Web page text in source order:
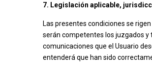
7. Legislación aplicable,
Las presentes condiciones se
serán competentes los juzgados y
comunicaciones que el Usuario
entenderá que han sido